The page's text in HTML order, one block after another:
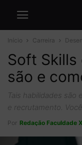
Início Carreira
Soft Skills
são e
Tais habilidades são
e recrutamento.
Por Redação Faculdade